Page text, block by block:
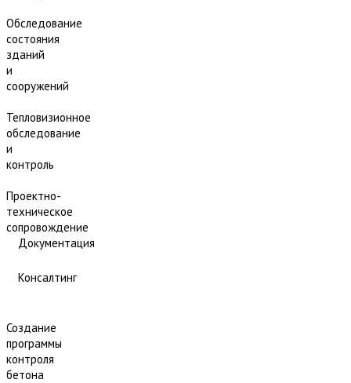
Обследование
состояния
зданий
и
сооружений
Тепловизионное
обследование
и
контроль
Проектно-
техническое
сопровождение
Документация
Консалтинг
Создание
программы
контроля
бетона